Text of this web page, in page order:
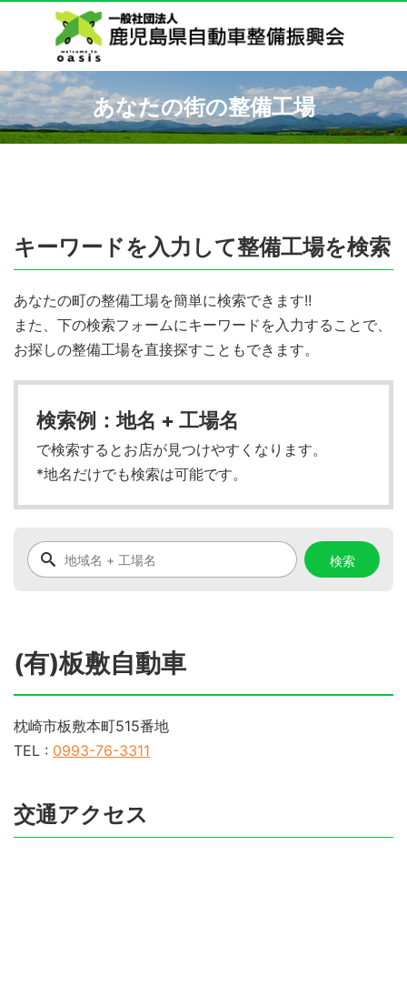
あなたの街の整備工場
キーワードを入力して整備工場を検索
あなたの町の整備工場を簡単に検索できます!!
また、下の検索フォームにキーワードを入力することで、
お探しの整備工場を直接探すこともできます。
検索例：地名 + 工場名
で検索するとお店が見つけやすくなります。
*地名だけでも検索は可能です。
(有)板敷自動車
枕崎市板敷本町515番地
TEL : 0993-76-3311
交通アクセス